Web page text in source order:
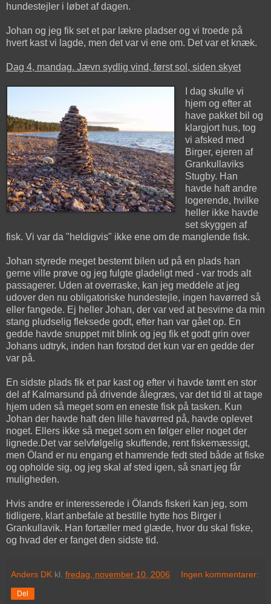
hundestejler i løbet af dagen.
Johan og jeg fik set et par lækre pladser og vi troede på
hvert kast vi lagde, men det var vi ene om. Det var et knæk.
Dag 4, mandag. Jævn sydlig vind, først sol, siden skyet
I dag skulle vi
hjem og efter at
have pakket bil og
klargjort hus, tog
vi afsked med
Birger, ejeren af
Grankullaviks
Stugby. Han
havde haft andre
logerende, hvilke
heller ikke havde
set skyggen af
fisk. Vi var da "heldigvis" ikke ene om de manglende fisk.
Johan styrede meget bestemt bilen ud på en plads han
gerne ville prøve og jeg fulgte gladeligt med - var trods alt
passagerer. Uden at overraske, kan jeg meddele at jeg
udover den nu obligatoriske hundestejle, ingen havørred så
eller fangede. Ej heller Johan, der var ved at besvime da min
stang pludselig fleksede godt, efter han var gået op. En
gedde havde snuppet mit blink og jeg fik et godt grin over
Johans udtryk, inden han forstod det kun var en gedde der
var på.
En sidste plads fik et par kast og efter vi havde tømt en stor
del af Kalmarsund på drivende ålegræs, var det tid til at tage
hjem uden så meget som en eneste fisk på tasken. Kun
Johan der havde haft den lille havørred på, havde oplevet
noget. Ellers ikke så meget som en følger eller noget der
lignede.Det var selvfølgelig skuffende, rent fiskemæssigt,
men Öland er nu engang et hamrende fedt sted både at fiske
og opholde sig, og jeg skal af sted igen, så snart jeg får
muligheden.
Hvis andre er interesserede i Ölands fiskeri kan jeg, som
tidligere, klart anbefale at bestille hytte hos Birger i
Grankullavik. Han fortæller med glæde, hvor du skal fiske,
og hvad der er fanget den sidste tid.
Anders DK kl. fredag, november 10, 2006 Ingen kommentarer:
Del